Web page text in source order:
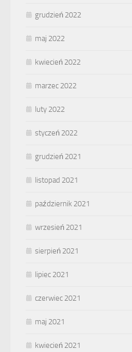
grudzień 2022
maj 2022
kwiecień 2022
marzec 2022
luty 2022
styczeń 2022
grudzień 2021
listopad 2021
październik 2021
wrzesień 2021
sierpień 2021
lipiec 2021
czerwiec 2021
maj 2021
kwiecień 2021